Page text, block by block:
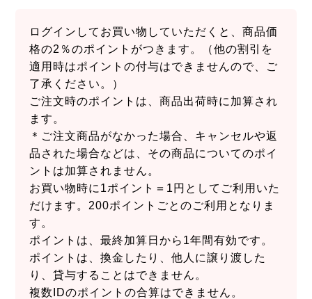
ログインしてお買い物していただくと、商品価
格の2％のポイントがつきます。（他の割引を
適用時はポイントの付与はできませんので、ご
了承ください。）
ご注文時のポイントは、商品出荷時に加算され
ます。
＊ご注文商品がなかった場合、キャンセルや返
品された場合などは、その商品についてのポイ
ントは加算されません。
お買い物時に1ポイント＝1円としてご利用いた
だけます。200ポイントごとのご利用となりま
す。
ポイントは、最終加算日から1年間有効です。
ポイントは、換金したり、他人に譲り渡した
り、貸与することはできません。
複数IDのポイントの合算はできません。